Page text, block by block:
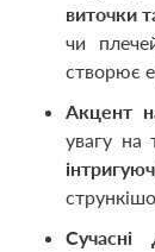
виточки
чи
створює
Акцент
увагу на
Сучасні